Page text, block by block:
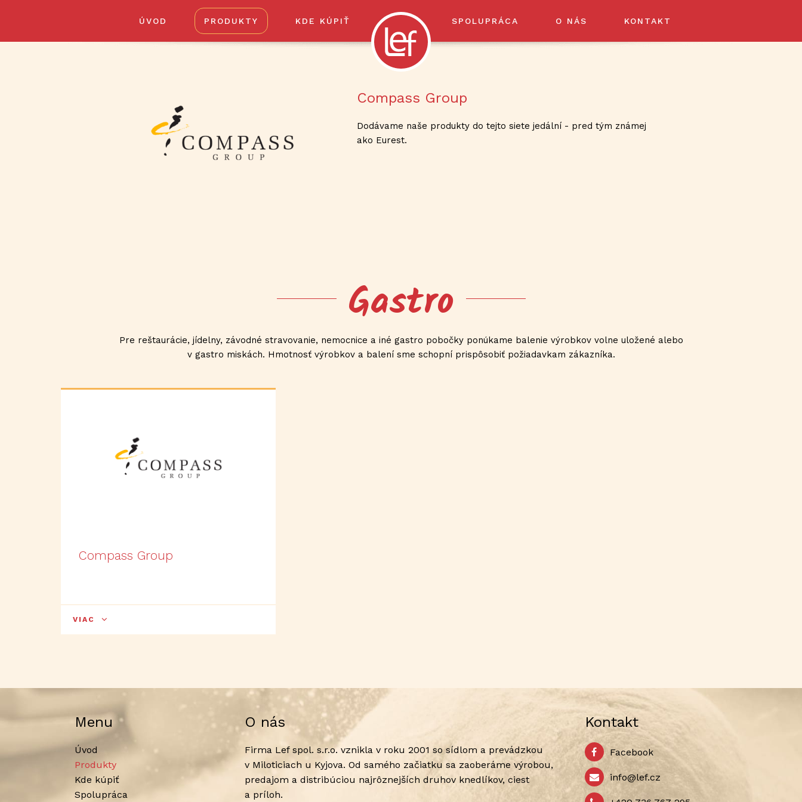
ÚVOD PRODUKTY KDE KÚPIŤ SPOLUPRÁCA O NÁS KONTAKT
Compass Group
Dodávame naše produkty do tejto siete jedální - pred tým známej
ako Eurest.
Gastro
Pre reštaurácie, jídelny, závodné stravovanie, nemocnice a iné gastro pobočky ponúkame balenie výrobkov volne uložené alebo
v gastro miskách. Hmotnosť výrobkov a balení sme schopní prispôsobiť požiadavkam zákazníka.
Compass Group
VIAC
Menu
Úvod
Produkty
Kde kúpiť
Spolupráca
O nás
Firma Lef spol. s.r.o. vznikla v roku 2001 so sídlom a prevádzkou
v Miloticiach u Kyjova. Od samého začiatku sa zaoberáme výrobou,
predajom a distribúciou najrôznejších druhov knedlíkov, ciest
a príloh.
Kontakt
Facebook
info@lef.cz